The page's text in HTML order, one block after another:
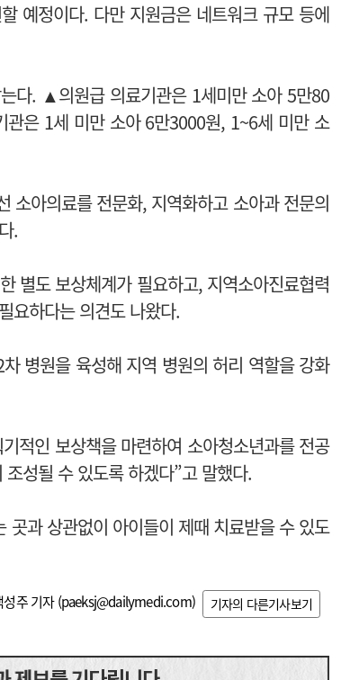
예정이다. 다만 지원금은 네트워크 규모 등에
다. ▲의원급 의료기관은 1세미만 소아 5만80
은 1세 미만 소아 6만3000원, 1~6세 미만 소
소아의료를 전문화, 지역화하고 소아과 전문의
.
별도 보상체계가 필요하고, 지역소아진료협력
요하다는 의견도 나왔다.
병원을 육성해 지역 병원의 허리 역할을 강화
적인 보상책을 마련하여 소아청소년과를 전공
성될 수 있도록 하겠다”고 말했다.
과 상관없이 아이들이 제때 치료받을 수 있도
성주 기자 (paeksj@dailymedi.com) 기자의 다른기사보기